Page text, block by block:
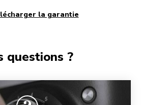
la garantie
questions ?